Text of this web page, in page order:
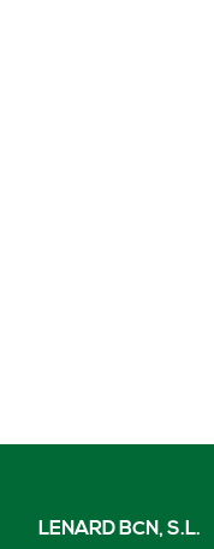
LENARD BCN, S.L.